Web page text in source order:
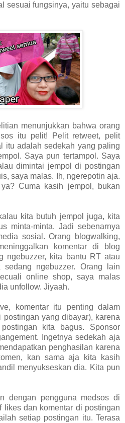
sesuai fungsinya, yaitu sebagai
menunjukkan bahwa orang
itu pelit! Pelit retweet, pelit
itu adalah sedekah yang paling
Saya pun tertampol. Saya
dimintai jempol di postingan
saya malas. Ih, ngerepotin aja.
Cuma kasih jempol, bukan
kita butuh jempol juga, kita
minta-minta. Jadi sebenarnya
sosial. Orang blogwalking,
komentar di blog
ngebuzzer, kita bantu RT atau
ngebuzzer. Orang lain
online shop, saya malas
unfollow. Jiyaah.
komentar itu penting dalam
yang dibayar), karena
kita bagus. Sponsor
Ingetnya sedekah aja
penghasilan karena
kan sama aja kita kasih
menyukseskan dia. Kita pun
dengan pengguna medsos di
likes dan komentar di postingan
setiap postingan itu. Terasa